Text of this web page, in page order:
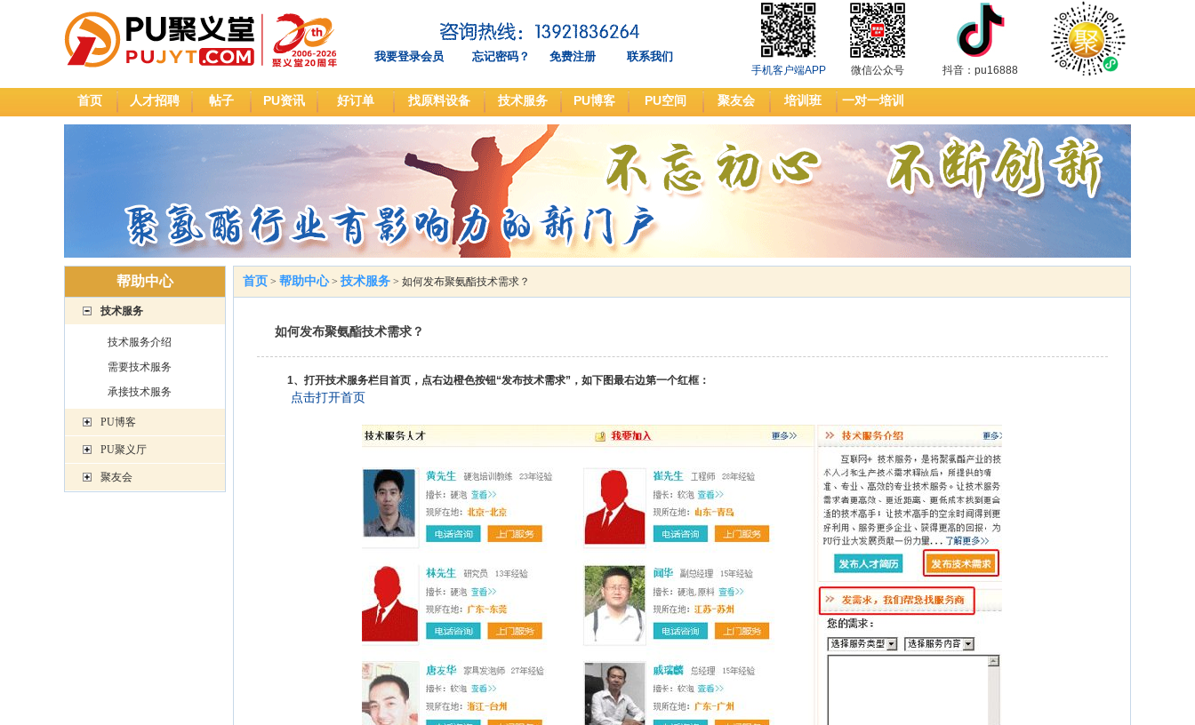
我要登录会员 忘记密码？ 免费注册 联系我们
手机客户端APP 微信公众号 抖音：pu16888
首页 人才招聘 帖子 PU资讯 好订单 找原料设备 技术服务 PU博客 PU空间 聚友会 培训班 一对一培训
首页 > 帮助中心> 技术服务 > 如何发布聚氨酯技术需求？
如何发布聚氨酯技术需求？
1、打开技术服务栏目首页，点右边橙色按钮“发布技术需求”，如下图最右边第一个红框：
点击打开首页
帮助中心
技术服务
技术服务介绍
需要技术服务
承接技术服务
PU博客
PU聚义厅
聚友会